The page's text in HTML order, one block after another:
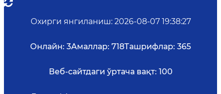
Охирги янгиланиш: 2026-08-07 19:38:27
Онлайн: 3Амаллар: 718Ташрифлар: 365
Веб-сайтдаги ўртача вақт: 100